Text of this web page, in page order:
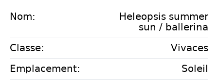
Nom:
Heleopsis summer
sun / ballerina
Classe:
Vivaces
Emplacement:
Soleil